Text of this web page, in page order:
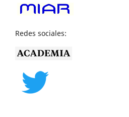
Redes sociales: